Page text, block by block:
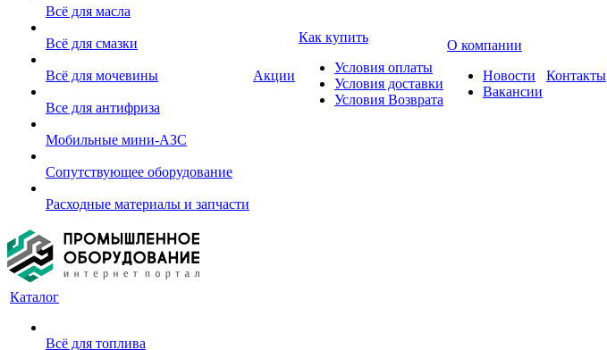
Всё для масла
Всё для смазки
Всё для мочевины
Все для антифриза
Мобильные мини-АЗС
Сопутствующее оборудование
Расходные материалы и запчасти
Акции
Как купить
Условия оплаты
Условия доставки
Условия Возврата
О компании
Новости
Вакансии
Контакты
Каталог
Всё для топлива